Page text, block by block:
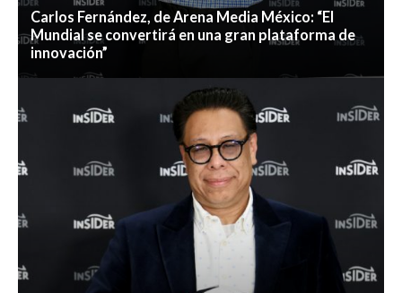
Carlos Fernández, de Arena Media México: “El
Mundial se convertirá en una gran plataforma de
innovación”